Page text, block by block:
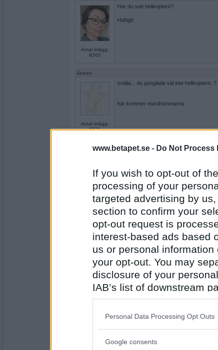
www.betapet.se - Do Not Process
If you wish to opt-out of
processing of your
targeted advertising by
section to confirm your
opt-out request is
interest-based ads based
us or personal
your opt-out. You may
disclosure of your
IAB’s list of downstream
also be disclosed by us
Downstream Participants
Please note that this
Personal Data Processing Opt Outs
Google consents
Antal inlägg:
8262
Har du sett helikoptern?
Häftigt!
åskarl
Antal inlägg:
5826
snälla... du googlade väl inte helikoptern..?
här kommer mardrömmarna
SmålandsMira
Antal inlägg:
Det passar sig inte på McDonald’s
SmålandsMira
Antal inlägg:
Äsch...som vanligt